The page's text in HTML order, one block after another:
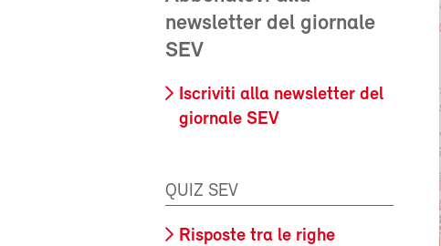
newsletter del giornale
SEV
Iscriviti alla newsletter del
giornale SEV
QUIZ SEV
Risposte tra le righe